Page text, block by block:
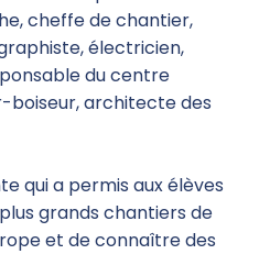
cheffe de chantier,
électricien,
du centre
boiseur, architecte des
qui a permis aux élèves
grands chantiers de
et de connaître des